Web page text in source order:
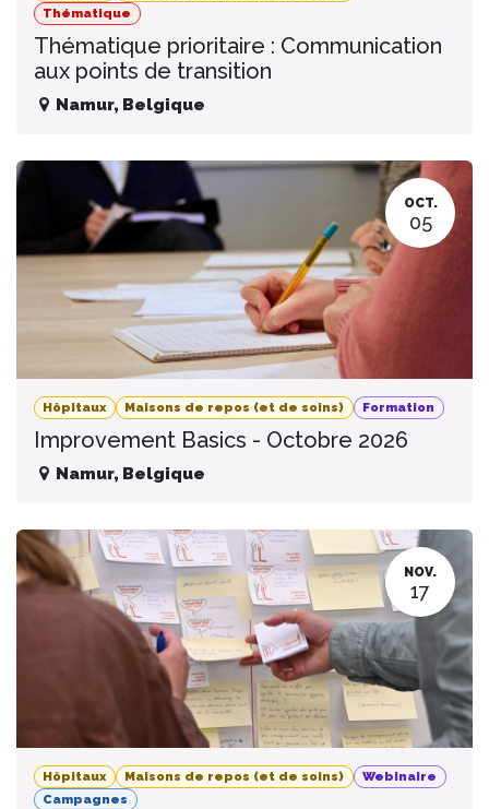
Thématique
Thématique prioritaire : Communication
aux points de transition
Namur, Belgique
OCT.
05
Hôpitaux Maisons de repos (et de soins) Formation
Improvement Basics - Octobre 2026
Namur, Belgique
NOV.
17
Hôpitaux Maisons de repos (et de soins)
Webinaire
Campagnes